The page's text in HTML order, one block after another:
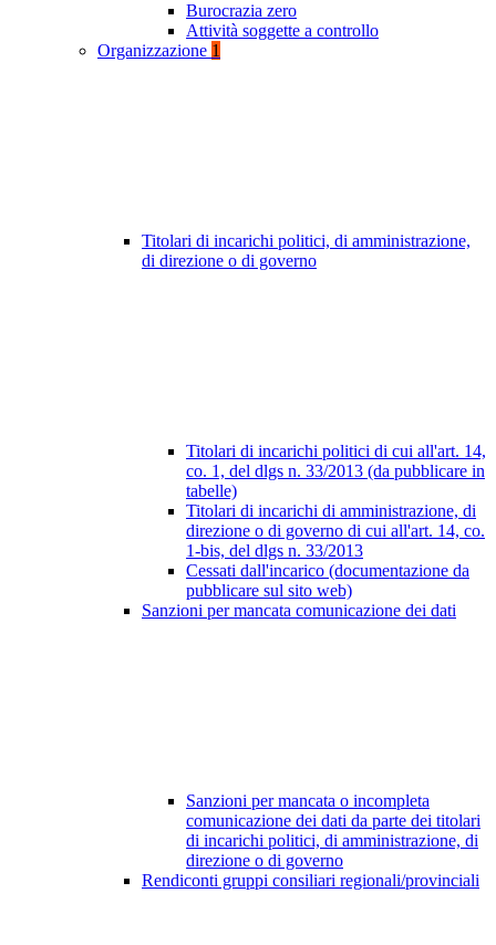
Burocrazia zero
Attività soggette a controllo
Organizzazione 1
Titolari di incarichi politici, di amministrazione,
di direzione o di governo
Titolari di incarichi politici di cui all'art. 14,
co. 1, del dlgs n. 33/2013 (da pubblicare in
tabelle)
Titolari di incarichi di amministrazione, di
direzione o di governo di cui all'art. 14, co.
1-bis, del dlgs n. 33/2013
Cessati dall'incarico (documentazione da
pubblicare sul sito web)
Sanzioni per mancata comunicazione dei dati
Sanzioni per mancata o incompleta
comunicazione dei dati da parte dei titolari
di incarichi politici, di amministrazione, di
direzione o di governo
Rendiconti gruppi consiliari regionali/provinciali